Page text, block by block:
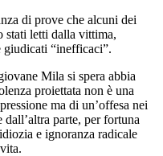
di prove che alcuni dei
stati letti dalla vittima,
giudicati “inefficaci”.
Mila si spera abbia
proiettata non è una
ma di un’offesa nei
parte, per fortuna
e ignoranza radicale